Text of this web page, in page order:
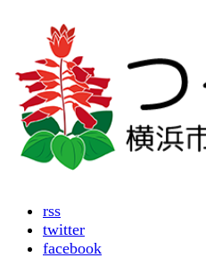
rss
twitter
facebook